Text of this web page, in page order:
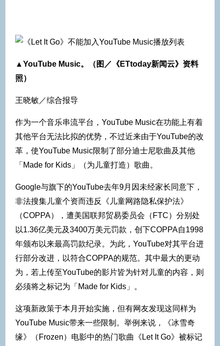
▲YouTube Music。（图／《ETtoday新闻云》资料
照）
王晓敏／综合报导
作为一个音乐串流平台，YouTube Music在功能上有着
其他平台无法比拟的优势，不过近来由于YouTube的改
革，使YouTube Music限制了部分迪士尼歌曲及其他
「Made for Kids」（为儿童打造）歌曲。
Google与旗下的YouTube去年9月因未经家长同意下，
非法搜集儿童个资而违反《儿童网路隐私保护法》
（COPPA），遭美国联邦贸易委员会（FTC）分别处
以1.36亿美元及3400万美元罚款，创下COPPA自1998
年颁布以来最高罚款纪录。为此，YouTube对其平台进
行部分改进，以符合COPPA的规范。其中最大的更动
为，若上传至YouTube的影片皆为针对儿童的内容，则
必须将之标记为「Made for Kids」。
这项新政策于本月开始实施，但有网友发现这同样为
YouTube Music带来一些限制。举例来说，《冰雪奇
缘》（Frozen）电影中的热门歌曲《Let It Go》被标记